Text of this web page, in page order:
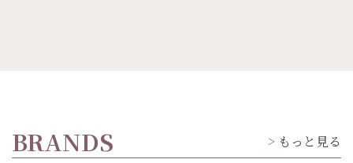
BRANDS もっと見る